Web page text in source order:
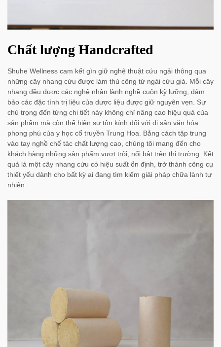
Chất lượng Handcrafted
Shuhe Wellness cam kết gìn giữ nghệ thuật cứu ngải thông qua
những cây nhang cứu được làm thủ công từ ngải cứu già. Mỗi cây
nhang đều được các nghệ nhân lành nghề cuộn kỹ lưỡng, đảm
bảo các đặc tính trị liệu của dược liệu được giữ nguyên vẹn. Sự
chú trọng đến từng chi tiết này không chỉ nâng cao hiệu quả của
sản phẩm mà còn thể hiện sự tôn kính đối với di sản văn hóa
phong phú của y học cổ truyền Trung Hoa. Bằng cách tập trung
vào tay nghề chế tác chất lượng cao, chúng tôi mang đến cho
khách hàng những sản phẩm vượt trội, nổi bật trên thị trường. Kết
quả là một cây nhang cứu có hiệu suất ổn định, trở thành công cụ
thiết yếu dành cho bất kỳ ai đang tìm kiếm giải pháp chữa lành tự
nhiên.